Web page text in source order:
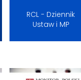
RCL - Dziennik
Ustaw i MP